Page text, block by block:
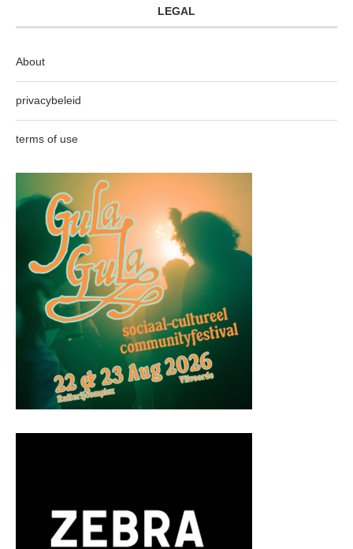
LEGAL
About
privacybeleid
terms of use